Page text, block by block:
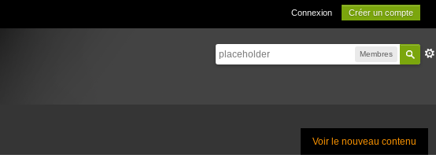
Connexion Créer un compte
Membres
Voir le nouveau contenu